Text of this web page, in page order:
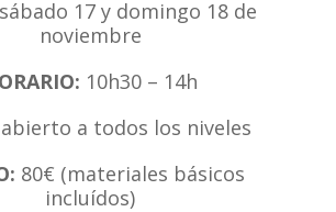
sábado 17 y domingo 18 de
noviembre
10h30 – 14h
abierto a todos los niveles
80€ (materiales básicos
incluídos)